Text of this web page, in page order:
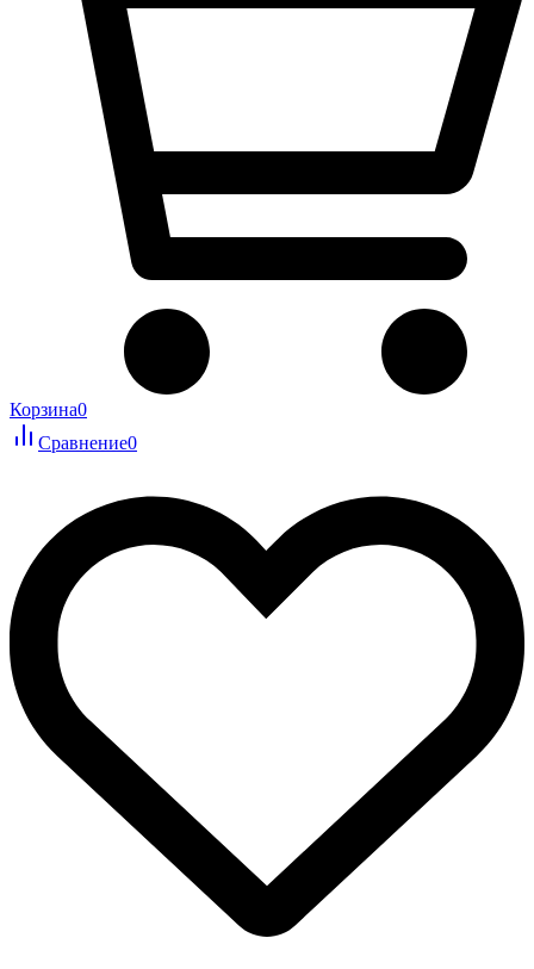
Корзина0
Сравнение0